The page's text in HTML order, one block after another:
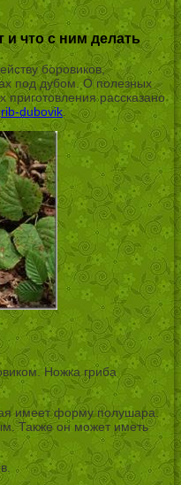
и что с ним делать
боровиков,
под дубом. О полезных
приготовления рассказано
dubovik
Ножка гриба
имеет форму полушара.
Также он может иметь